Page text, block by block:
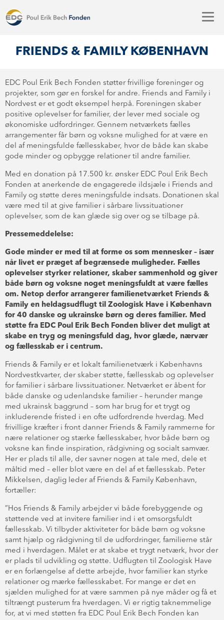
FRIENDS & FAMILY KØBENHAVN
EDC Poul Erik Bech Fonden støtter frivillige foreninger og
projekter, som gør en forskel for andre. Friends and Family i
Nordvest er et godt eksempel herpå. Foreningen skaber
positive oplevelser for familier, der lever med sociale og
økonomiske udfordringer. Gennem netværkets fælles
arrangementer får børn og voksne mulighed for at være en
del af meningsfulde fællesskaber, hvor de både kan skabe
gode minder og opbygge relationer til andre familier.
Med en donation på 17.500 kr. ønsker EDC Poul Erik Bech
Fonden at anerkende de engagerede ildsjæle i Friends and
Family og støtte deres meningsfulde indsats. Donationen skal
være med til at give familier i sårbare livssituationer
oplevelser, som de kan glæde sig over og se tilbage på.
Pressemeddelelse:
Gode minder er med til at forme os som mennesker – især
når livet er præget af begrænsede muligheder. Fælles
oplevelser styrker relationer, skaber sammenhold og giver
både børn og voksne noget meningsfuldt at være fælles
om. Netop derfor arrangerer familienetværket Friends &
Family en heldagsudflugt til Zoologisk Have i København
for 40 danske og ukrainske børn og deres familier. Med
støtte fra EDC Poul Erik Bech Fonden bliver det muligt at
skabe en tryg og meningsfuld dag, hvor glæde, nærvær
og fællesskab er i centrum.
Friends & Family er et lokalt familienetværk i Københavns
Nordvestkvarter, der skaber støtte, fællesskab og oplevelser
for familier i sårbare livssituationer. Netværket er åbent for
både danske og udenlandske familier – herunder mange
med ukrainsk baggrund – som har brug for et trygt og
inkluderende fristed i en ofte udfordrende hverdag. Med
frivillige kræfter i front danner Friends & Family rammerne for
nære relationer og stærke fællesskaber, hvor både børn og
voksne kan finde inspiration, rådgivning og socialt samvær.
Her er plads til alle, der savner nogen at tale med, dele et
måltid med – eller blot være en del af et fællesskab. Peter
Mikkelsen, daglig leder af Friends & Family København,
fortæller:
”Hos Friends & Family arbejder vi både forebyggende og
støttende ved at invitere familier ind i et omsorgsfuldt
fællesskab. Vi tilbyder aktiviteter for både børn og voksne
samt hjælp og rådgivning til de udfordringer, familierne står
med i hverdagen. Målet er at skabe et trygt netværk, hvor der
er plads til udvikling og støtte. Udflugten til Zoologisk Have
er en forlængelse af dette arbejde, hvor familier kan styrke
relationer og mærke fællesskabet. For mange er det en
sjælden mulighed for at være sammen på nye måder og få et
tiltrængt pusterum fra hverdagen. Vi er rigtig taknemmelige
for, at vi med støtten fra EDC Poul Erik Bech Fonden kan